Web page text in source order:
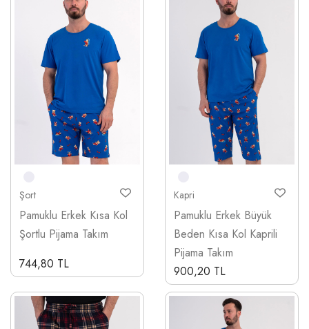
Şort
Pamuklu Erkek Kısa Kol
Şortlu Pijama Takım
744,80 TL
Kapri
Pamuklu Erkek Büyük
Beden Kısa Kol Kaprili
Pijama Takım
900,20 TL